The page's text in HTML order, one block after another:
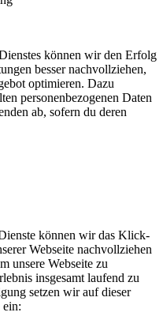
können wir den Erfolg
besser nachvollziehen,
optimieren. Dazu
personenbezogenen Daten
ab, sofern du deren
können wir das Klick-
Webseite nachvollziehen
unsere Webseite zu
insgesamt laufend zu
setzen wir auf dieser
ein: